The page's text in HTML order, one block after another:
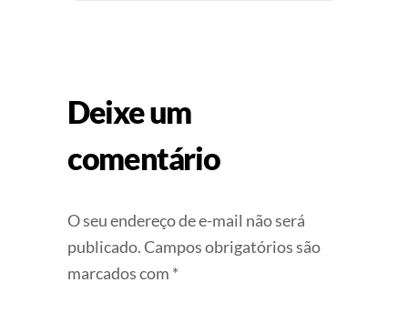
Deixe um
comentário
O seu endereço de e-mail não será
publicado.Campos obrigatórios são
marcados com *